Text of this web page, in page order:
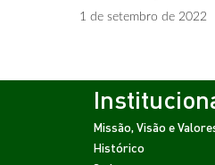
1 de setembro de 2022
Missão, Visão e
Histórico